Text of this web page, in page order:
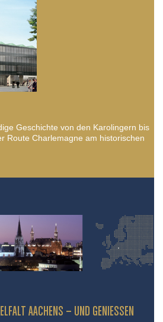
Geschichte von den Karolingern bis
Route Charlemagne am historischen
AACHENS – UND GENIESSEN S